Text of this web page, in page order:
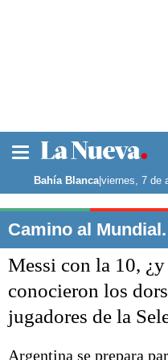
Noticias
Deportes
Bahía Blanca|viernes, 7 de
Camino al Mundial.
Messi con la 10, ¿y
conocieron los
jugadores de la
Argentina se prepara